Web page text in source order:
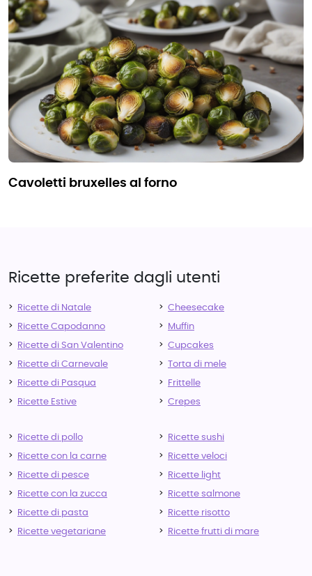
cavoletti bruxelles al forno
Ricette preferite dagli utenti
Ricette di Natale
Ricette Capodanno
Ricette di San Valentino
Ricette di Carnevale
Ricette di Pasqua
Ricette Estive
Cheesecake
Muffin
Cupcakes
Torta di mele
Frittelle
Crepes
Ricette di pollo
Ricette con la carne
Ricette di pesce
Ricette con la zucca
Ricette di pasta
Ricette vegetariane
Ricette sushi
Ricette veloci
Ricette light
Ricette salmone
Ricette risotto
Ricette frutti di mare